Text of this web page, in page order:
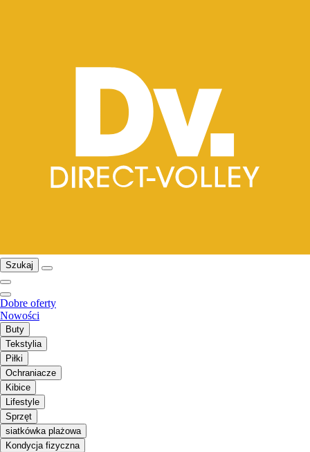
Szukaj
Dobre oferty
Nowości
Buty
Tekstylia
Piłki
Ochraniacze
Kibice
Lifestyle
Sprzęt
siatkówka plażowa
Kondycja fizyczna